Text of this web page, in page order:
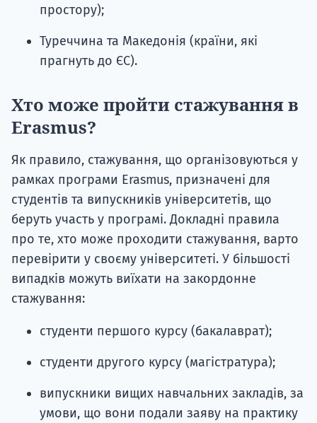
простору);
Туреччина та Македонія (країни, які
прагнуть до ЄС).
Хто може пройти стажування в
Erasmus?
Як правило, стажування, що організовуються у
рамках програми Erasmus, призначені для
студентів та випускників університетів, що
беруть участь у програмі. Докладні правила
про те, хто може проходити стажування, варто
перевірити у своєму університеті. У більшості
випадків можуть виїхати на закордонне
стажування:
студенти першого курсу (бакалаврат);
студенти другого курсу (магістратура);
випускники вищих навчальних закладів, за
умови, що вони подали заяву на практику